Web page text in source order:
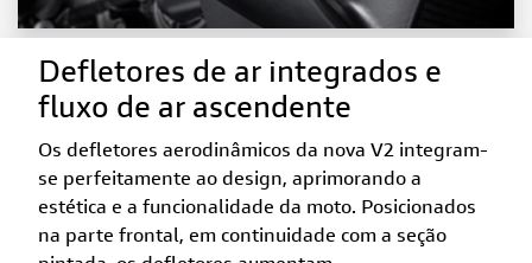
Defletores de ar integrados e
fluxo de ar ascendente
Os defletores aerodinâmicos da nova V2 integram-
se perfeitamente ao design, aprimorando a
estética e a funcionalidade da moto. Posicionados
na parte frontal, em continuidade com a seção